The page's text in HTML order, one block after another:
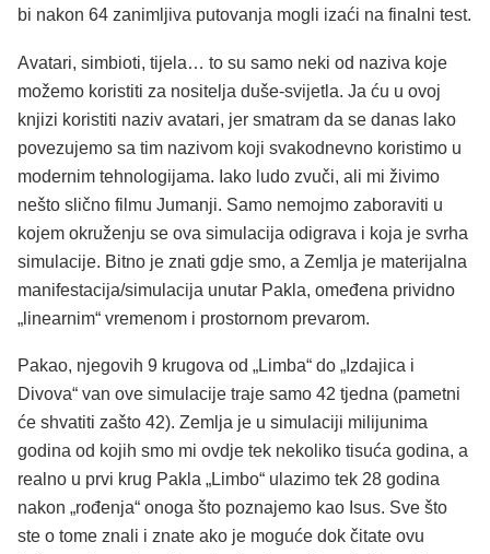
bi nakon 64 zanimljiva putovanja mogli izaći na finalni test.
Avatari, simbioti, tijela… to su samo neki od naziva koje
možemo koristiti za nositelja duše-svijetla. Ja ću u ovoj
knjizi koristiti naziv avatari, jer smatram da se danas lako
povezujemo sa tim nazivom koji svakodnevno koristimo u
modernim tehnologijama. Iako ludo zvuči, ali mi živimo
nešto slično filmu Jumanji. Samo nemojmo zaboraviti u
kojem okruženju se ova simulacija odigrava i koja je svrha
simulacije. Bitno je znati gdje smo, a Zemlja je materijalna
manifestacija/simulacija unutar Pakla, omeđena prividno
„linearnim“ vremenom i prostornom prevarom.
Pakao, njegovih 9 krugova od „Limba“ do „Izdajica i
Divova“ van ove simulacije traje samo 42 tjedna (pametni
će shvatiti zašto 42). Zemlja je u simulaciji milijunima
godina od kojih smo mi ovdje tek nekoliko tisuća godina, a
realno u prvi krug Pakla „Limbo“ ulazimo tek 28 godina
nakon „rođenja“ onoga što poznajemo kao Isus. Sve što
ste o tome znali i znate ako je moguće dok čitate ovu